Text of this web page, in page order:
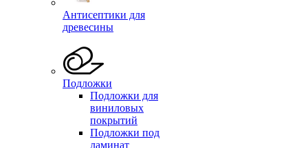
Антисептики для
древесины
Подложки
Подложки для
виниловых
покрытий
Подложки под
ламинат